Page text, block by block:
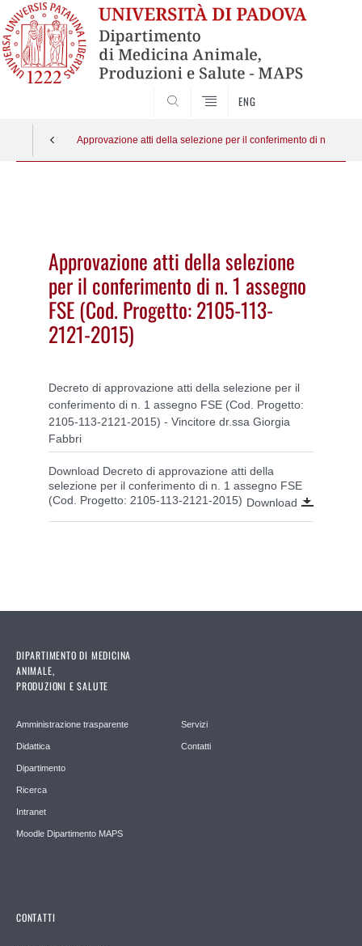
ENG
Approvazione atti della selezione per il conferimento di n. 1
Approvazione atti della selezione
per il conferimento di n. 1 assegno
FSE (Cod. Progetto: 2105-113-
2121-2015)
Decreto di approvazione atti della selezione per il
conferimento di n. 1 assegno FSE (Cod. Progetto:
2105-113-2121-2015) - Vincitore dr.ssa Giorgia
Fabbri
Download Decreto di approvazione atti della
selezione per il conferimento di n. 1 assegno FSE
(Cod. Progetto: 2105-113-2121-2015) Download
DIPARTIMENTO DI MEDICINA
ANIMALE,
PRODUZIONI E SALUTE
Amministrazione trasparente
Didattica
Dipartimento
Ricerca
Intranet
Moodle Dipartimento MAPS
Servizi
Contatti
CONTATTI